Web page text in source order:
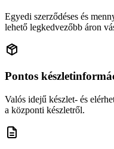
Egyedi szerződéses és
lehető legkedvezőbb áron
Pontos
Valós idejű készlet- és
a központi készletről.